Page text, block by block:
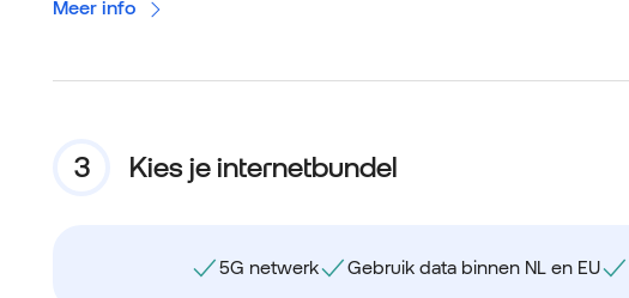
Meer info
Kies je internetbundel
5G netwerk Gebruik data binnen NL en EU